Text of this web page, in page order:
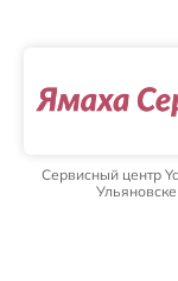
Сервисный центр
Ульяновске